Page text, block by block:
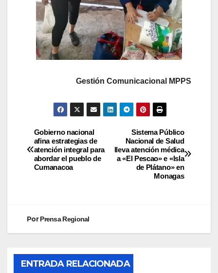
Gestión Comunicacional MPPS
Sistema Público
Nacional de Salud
lleva atención médica
a «El Pescao» e «Isla
de Plátano» en
Monagas
Gobierno nacional
afina estrategias de
atención integral para
abordar el pueblo de
Cumanacoa
PorPrensa Regional
ENTRADA RELACIONADA